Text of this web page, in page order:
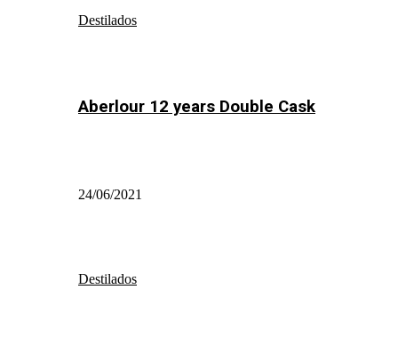
Destilados
Aberlour 12 years Double Cask
24/06/2021
Destilados